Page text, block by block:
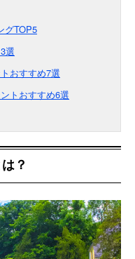
グTOP5
選
おすすめ7選
トおすすめ6選
？